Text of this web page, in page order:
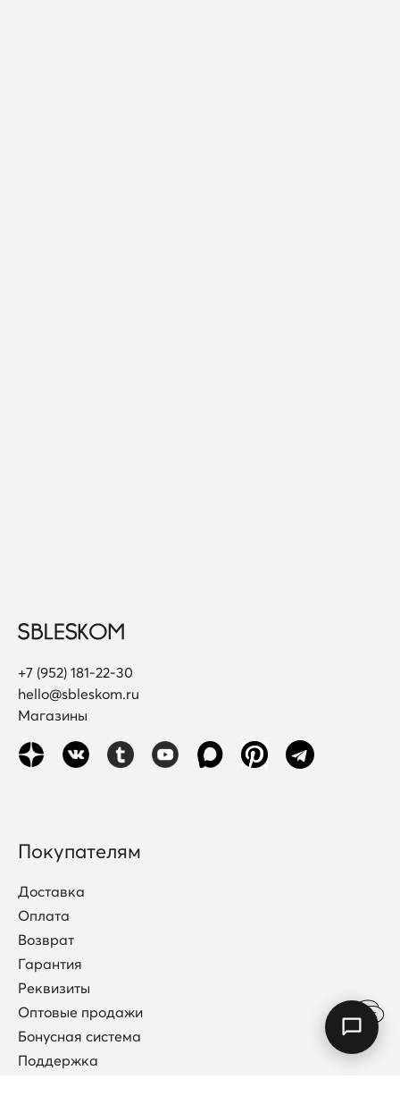
+7 (952) 181-22-30
hello@sbleskom.ru
Магазины
Покупателям
Доставка
Оплата
Возврат
Гарантия
Реквизиты
Оптовые продажи
Бонусная система
Поддержка